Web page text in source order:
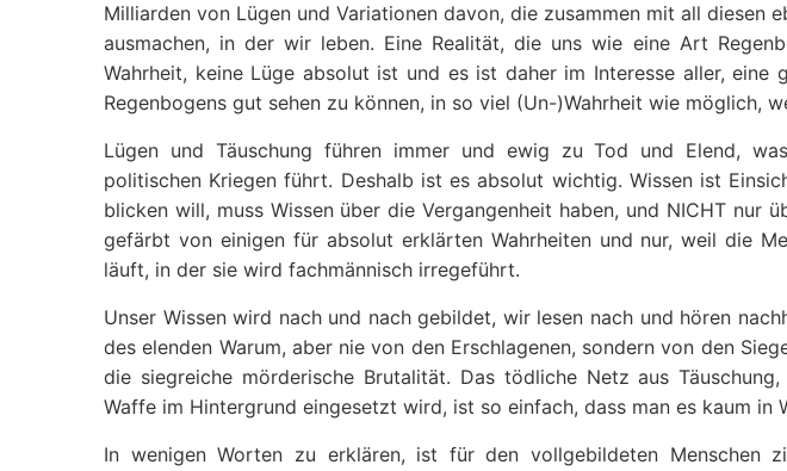
Milliarden von Lügen und Variationen davon, die zusammen mit all diesen
ausmachen, in der wir leben. Eine Realität, die uns wie eine Art
Wahrheit, keine Lüge absolut ist und es ist daher im Interesse aller, eine
Regenbogens gut sehen zu können, in so viel (Un-)Wahrheit wie möglich,
Lügen und Täuschung führen immer und ewig zu Tod und Elend,
politischen Kriegen führt. Deshalb ist es absolut wichtig. Wissen ist
blicken will, muss Wissen über die Vergangenheit haben, und NICHT nur
gefärbt von einigen für absolut erklärten Wahrheiten und nur, weil die
läuft, in der sie wird fachmännisch irregeführt.
Unser Wissen wird nach und nach gebildet, wir lesen nach und hören
des elenden Warum, aber nie von den Erschlagenen, sondern von den
die siegreiche mörderische Brutalität. Das tödliche Netz aus
Waffe im Hintergrund eingesetzt wird, ist so einfach, dass man es kaum in
In wenigen Worten zu erklären, ist für den vollgebildeten Menschen